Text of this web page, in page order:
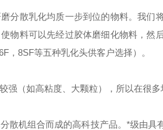
分散乳化均质一步到位的物料。我们
物料可以先经过胶体磨细化物料，
，8SF等五种乳化头供客户选择）。
强（如高粘度、大颗粒），所以在很
散机组合而成的高科技产品。 *级由具